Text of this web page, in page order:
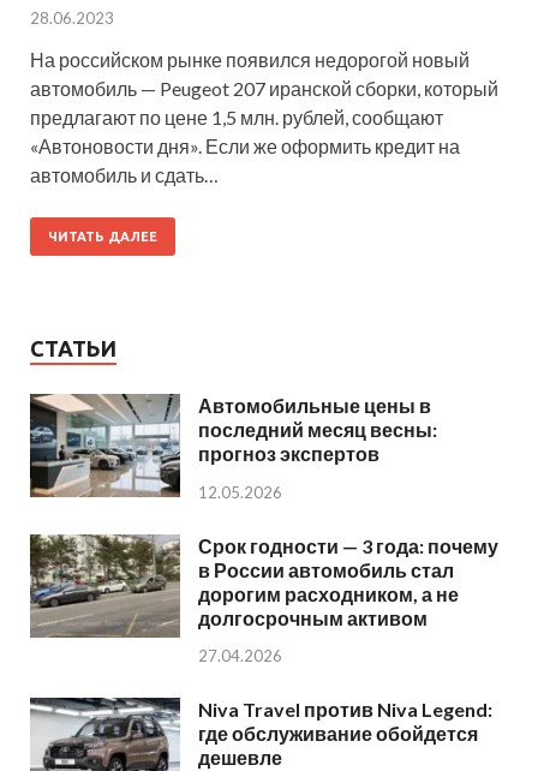
28.06.2023
На российском рынке появился недорогой новый
автомобиль — Peugeot 207 иранской сборки, который
предлагают по цене 1,5 млн. рублей, сообщают
«Автоновости дня». Если же оформить кредит на
автомобиль и сдать…
ЧИТАТЬ ДАЛЕЕ
СТАТЬИ
Автомобильные цены в
последний месяц весны:
прогноз экспертов
12.05.2026
Срок годности — 3 года: почему
в России автомобиль стал
дорогим расходником, а не
долгосрочным активом
27.04.2026
Niva Travel против Niva Legend:
где обслуживание обойдется
дешевле